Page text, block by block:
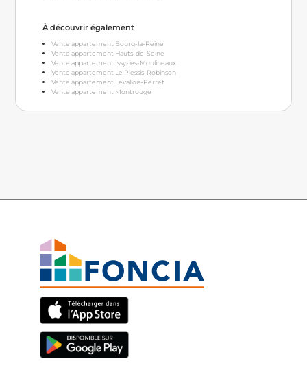
À découvrir également
Vente appartement Bourg-la-Reine
Vente appartement Hauts-de-Seine
Vente appartement Issy-les-Moulineaux
Vente appartement Le Plessis-Robinson
Vente appartement Levallois-Perret
Vente appartement Montrouge